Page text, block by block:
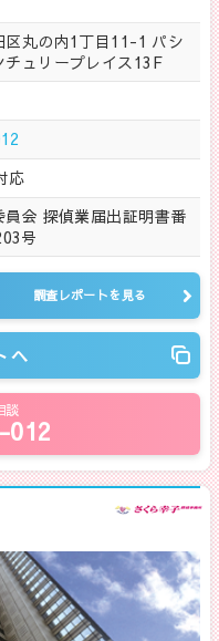
区丸の内1丁目11-1 パシ
チュリープレイス13F
応
員会 探偵業届出証明書番
号
調査レポートを見る
へ
談
012